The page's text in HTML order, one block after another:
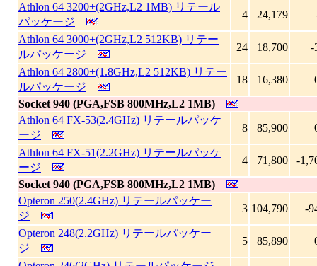
Athlon 64 3200+(2GHz,L2 1MB) リテール
パッケージ
4 24,179
Athlon 64 3000+(2GHz,L2 512KB) リテー
ルパッケージ
24 18,700 -
Athlon 64 2800+(1.8GHz,L2 512KB) リテー
ルパッケージ
18 16,380
Socket 940 (PGA,FSB 800MHz,L2 1MB)
Athlon 64 FX-53(2.4GHz) リテールパッケ
ージ
8 85,900
Athlon 64 FX-51(2.2GHz) リテールパッケ
ージ
4 71,800
-
Socket 940 (PGA,FSB 800MHz,L2 1MB)
Opteron 250(2.4GHz) リテールパッケー
ジ
3 104,790 -
Opteron 248(2.2GHz) リテールパッケー
ジ
5 85,890